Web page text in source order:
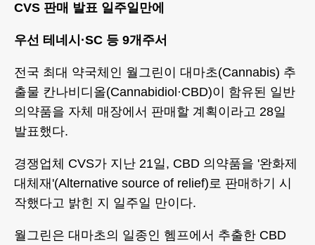
CVS 판매 발표 일주일만에
우선 테네시·SC 등 9개주서
전국 최대 약국체인 월그린이 대마초(Cannabis) 추
출물 칸나비디올(Cannabidiol·CBD)이 함유된 일반
의약품을 자체 매장에서 판매할 계획이라고 28일
발표했다.
경쟁업체 CVS가 지난 21일, CBD 의약품을 '완화제
대체재'(Alternative source of relief)로 판매하기 시
작했다고 밝힌 지 일주일 만이다.
월그린은 대마초의 일종인 헴프에서 추출한 CBD